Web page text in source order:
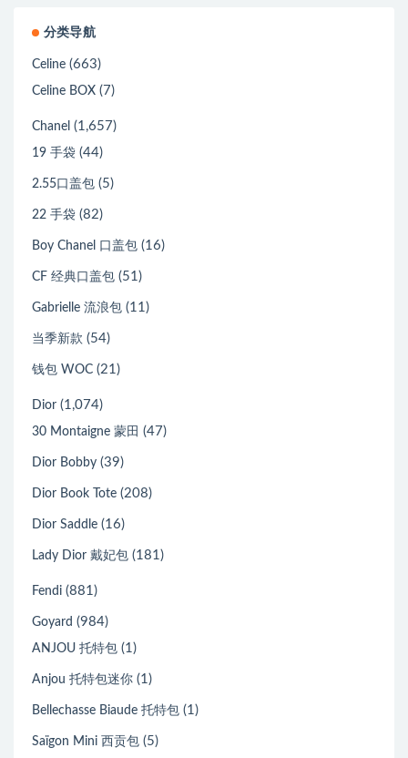
分类导航
Celine (663)
Celine BOX (7)
Chanel (1,657)
19 手袋 (44)
2.55口盖包 (5)
22 手袋 (82)
Boy Chanel 口盖包 (16)
CF 经典口盖包 (51)
Gabrielle 流浪包 (11)
当季新款 (54)
钱包 WOC (21)
Dior (1,074)
30 Montaigne 蒙田 (47)
Dior Bobby (39)
Dior Book Tote (208)
Dior Saddle (16)
Lady Dior 戴妃包 (181)
Fendi (881)
Goyard (984)
ANJOU 托特包 (1)
Anjou 托特包迷你 (1)
Bellechasse Biaude 托特包 (1)
Saïgon Mini 西贡包 (5)